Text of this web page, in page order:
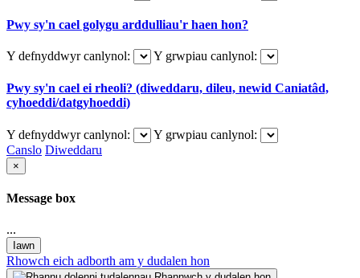
Pwy sy'n cael golygu arddulliau'r haen hon?
Y defnyddwyr canlynol: Y grwpiau canlynol:
Pwy sy'n cael ei rheoli? (diweddaru, dileu, newid Caniatâd,
cyhoeddi/datgyhoeddi)
Y defnyddwyr canlynol:
Y grwpiau canlynol:
Canslo Diweddaru
×
Message box
...
Iawn
Rhowch eich adborth am y dudalen hon